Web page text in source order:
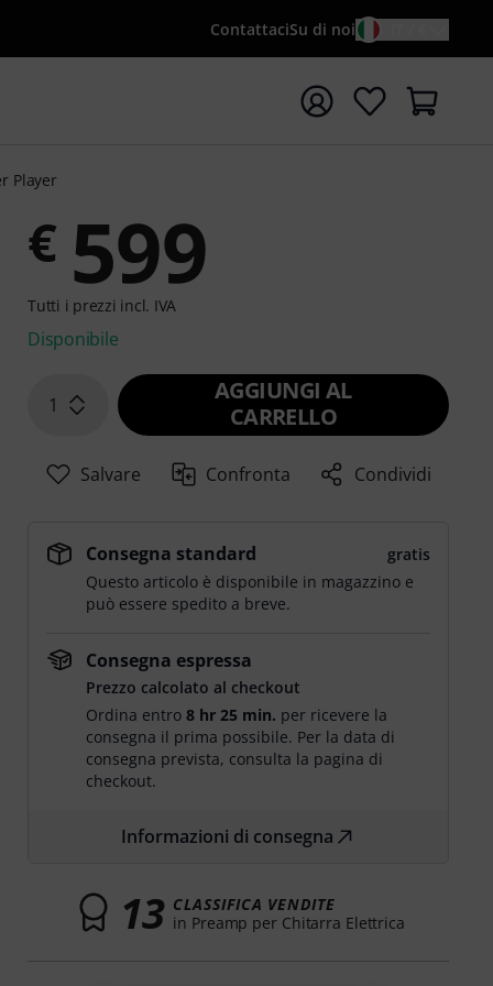
ContattaciSu di noi
la ricerca con il termine di ricerca {searchTerm}
Player
€ 599
Tutti i prezzi incl. IVA
Disponibile
1
AGGIUNGI AL
CARRELLO
Salvare Confronta Condividi
Consegna standard
gratis
Questo articolo è disponibile in magazzino e
può essere spedito a breve.
Consegna espressa
Prezzo calcolato al checkout
Ordina entro8 hr 25 min. per ricevere la
consegna il prima possibile. Per la data di
consegna prevista, consulta la pagina di
checkout.
Informazioni di consegna
13 CLASSIFICA VENDITE
in Preamp per Chitarra Elettrica